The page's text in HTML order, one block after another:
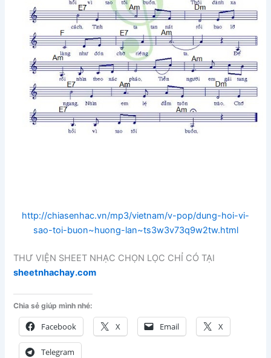
http://chiasenhac.vn/mp3/vietnam/v-pop/dung-hoi-vi-
sao-toi-buon~huong-lan~ts3w3v73q9w2tw.html
THƯ VIỆN SHEET NHẠC CHỌN LỌC CHỈ CÓ TẠI
sheetnhachay.com
Chia sẻ giúp mình nhé:
Facebook X Email X
Telegram